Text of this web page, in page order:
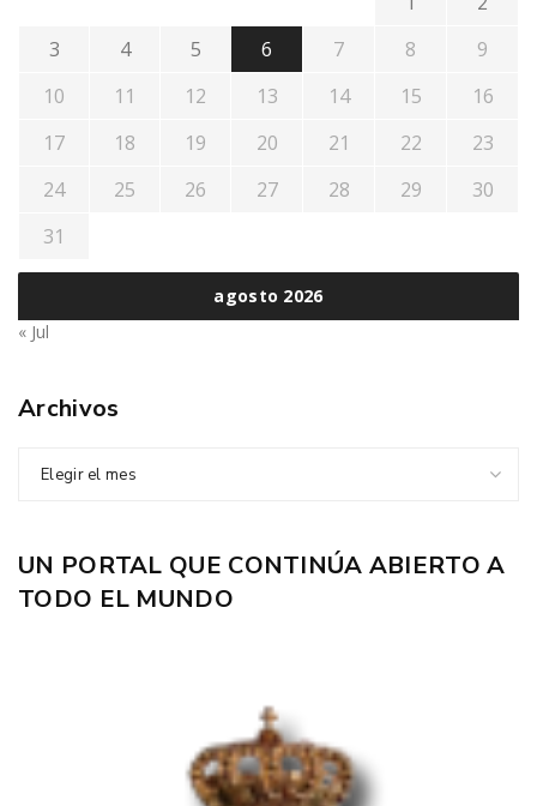
agosto 2026
3
4 5 6 7 8
9
10
11 12 13 14 15
16
17
18 19 20 21 22
23
24
25 26 27 28 29
30
31
« Jul
Archivos
Elegir el mes
UN PORTAL QUE CONTINÚA ABIERTO A
TODO EL MUNDO